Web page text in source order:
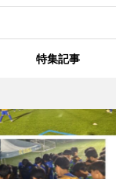
特集記事